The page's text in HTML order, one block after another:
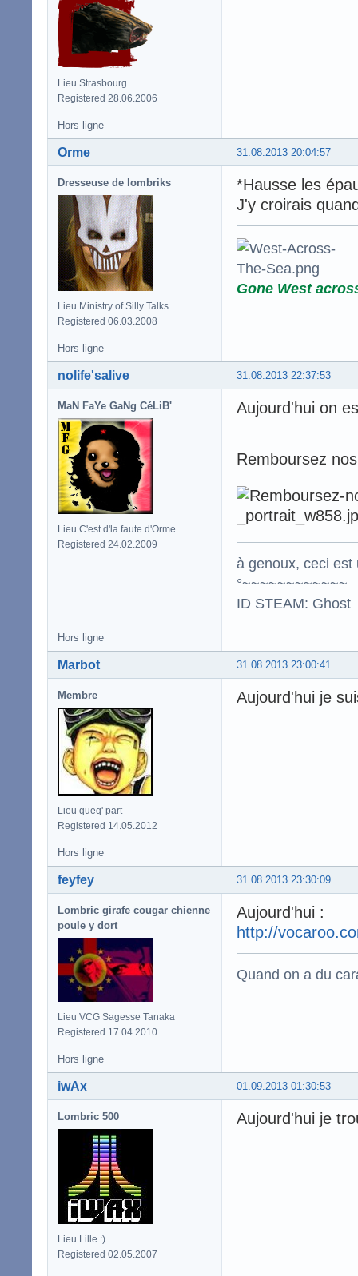
Lieu Strasbourg
Registered 28.06.2006
Hors ligne
31.08.2013 20:04:57
Orme
Dresseuse de lombriks
Lieu Ministry of Silly Talks
Registered 06.03.2008
*Hausse les
J'y croirais
Gone West
Hors ligne
31.08.2013 22:37:53
nolife'salive
MaN FaYe GaNg CéLiB'
Lieu C'est d'la faute d'Orme
Registered 24.02.2009
Aujourd'hui on
Remboursez
à genoux, ceci est
°~~~~~~~~~~~~
ID STEAM: Ghost
Hors ligne
31.08.2013 23:00:41
Marbot
Membre
Lieu queq' part
Registered 14.05.2012
Aujourd'hui je
Hors ligne
31.08.2013 23:30:09
feyfey
Lombric girafe cougar chienne
poule y dort
Lieu VCG Sagesse Tanaka
Registered 17.04.2010
Aujourd'hui :
http://
Quand on a du
Hors ligne
01.09.2013 01:30:53
iwAx
Lombric 500
Lieu Lille :)
Registered 02.05.2007
Aujourd'hui je